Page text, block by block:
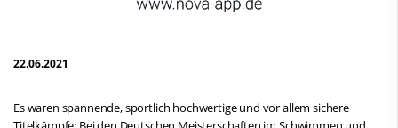
22.06.2021
Es waren spannende, sportlich hochwertige und vor allem sichere